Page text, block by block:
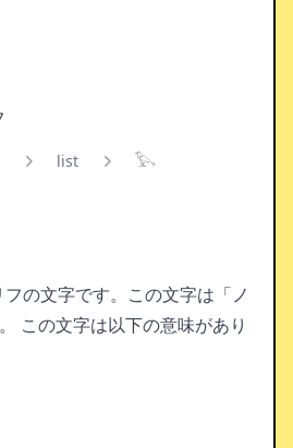
list 𓅂
の文字です。この文字は「ノ
この文字は以下の意味があり